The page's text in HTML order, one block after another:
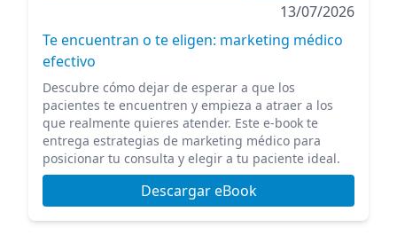
13/07/2026
Te encuentran o te eligen: marketing médico
efectivo
Descubre cómo dejar de esperar a que los
pacientes te encuentren y empieza a atraer a los
que realmente quieres atender. Este e-book te
entrega estrategias de marketing médico para
posicionar tu consulta y elegir a tu paciente ideal.
Descargar eBook